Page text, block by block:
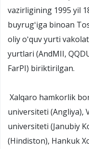
vazirligining 1995 yil
buyrugʻiga binoan
oliy oʻquv yurti
yurtlari (AndMII,
FarPI) biriktirilgan.
Xalqaro hamkorlik
universiteti (Angliya),
universiteti (Janubiy
(Hindiston), Hankuk